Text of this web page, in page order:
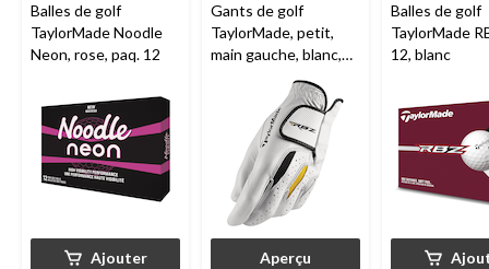
Balles de golf
TaylorMade Noodle
Neon, rose, paq. 12
Ajouter
Gants de golf
TaylorMade, petit,
main gauche, blanc,
Aperçu
Balles de golf
TaylorMade
12, blanc